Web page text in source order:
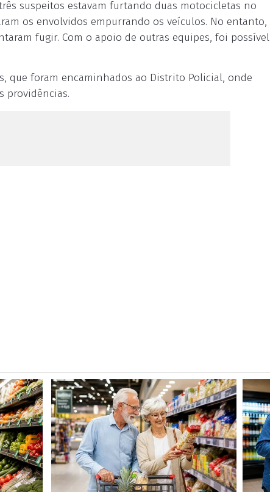
suspeitos estavam furtando duas motocicletas no
os envolvidos empurrando os veículos. No entanto,
fugir. Com o apoio de outras equipes, foi possível
que foram encaminhados ao Distrito Policial, onde
providências.